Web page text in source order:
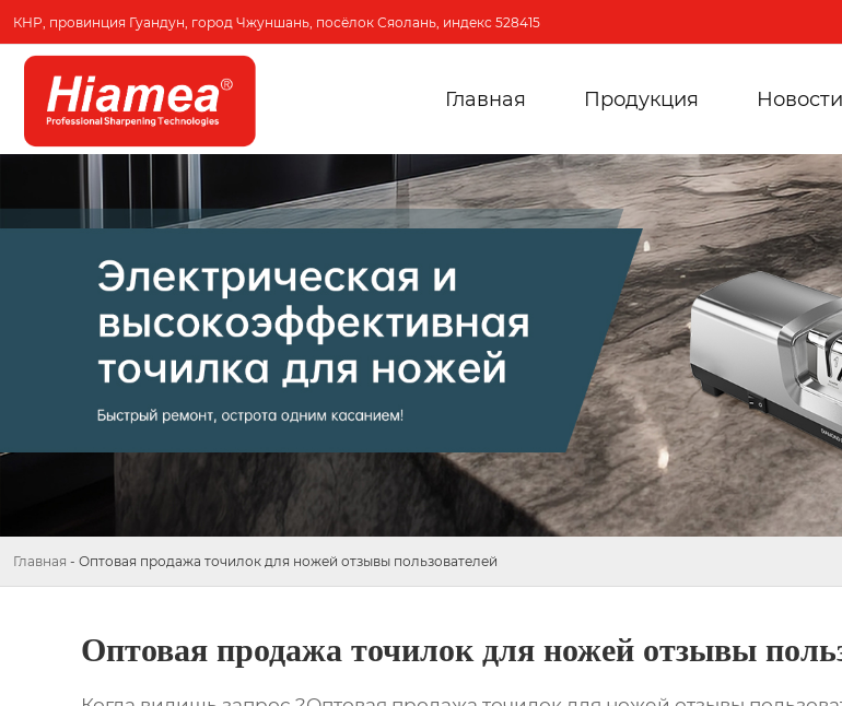
КНР, провинция Гуандун, город Чжуншань, посёлок Сяолань, индекс 528415
Главная Продукция Новости
Главная - Оптовая продажа точилок для ножей отзывы пользователей
Оптовая продажа точилок для ножей отзывы